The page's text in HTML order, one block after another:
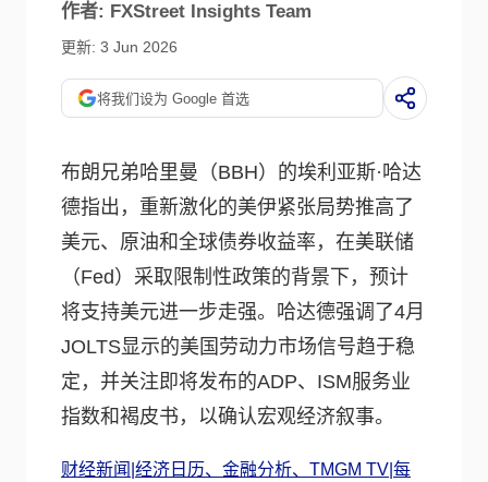
作者: FXStreet Insights Team
更新: 3 Jun 2026
将我们设为 Google 首选
布朗兄弟哈里曼（BBH）的埃利亚斯·哈达
德指出，重新激化的美伊紧张局势推高了
美元、原油和全球债券收益率，在美联储
（Fed）采取限制性政策的背景下，预计
将支持美元进一步走强。哈达德强调了4月
JOLTS显示的美国劳动力市场信号趋于稳
定，并关注即将发布的ADP、ISM服务业
指数和褐皮书，以确认宏观经济叙事。
财经新闻|经济日历、金融分析、TMGM TV|每